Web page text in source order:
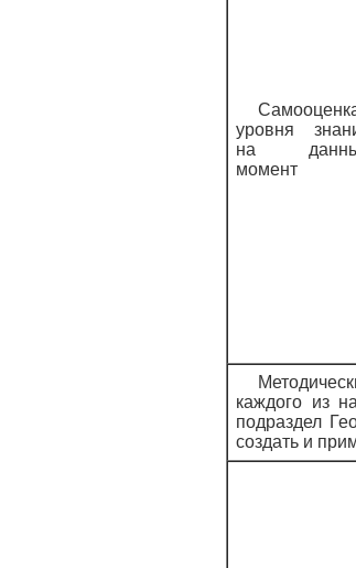
уровня
на
момент
каждого из
подраздел
создать и